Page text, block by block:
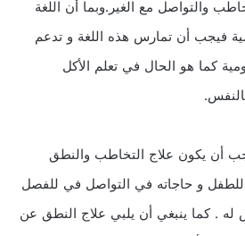
والتواصل مع الغير.وبما أن اللغة
فيجب أن تمارس هذه اللغة و تدعم
كما هو الحال في تعلم الأكل
أن يكون علاج التخاطب والنطق
للطفل و حاجاته في التواصل في للفصل
له . كما ينبغي أن يلبي علاج النطق عن